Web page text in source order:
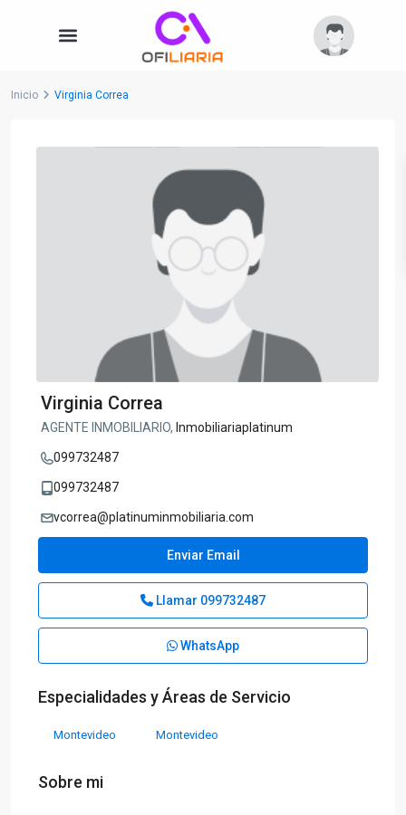
Inicio Virginia Correa
Virginia Correa
AGENTE INMOBILIARIO, Inmobiliariaplatinum
099732487
099732487
vcorrea@platinuminmobiliaria.com
Enviar Email
Llamar 099732487
WhatsApp
Especialidades y Áreas de Servicio
Montevideo Montevideo
Sobre mi